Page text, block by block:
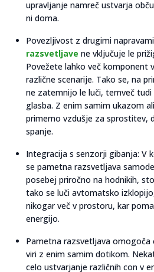
upravljanje namreč ustvarja
ni doma.
Povezljivost z drugimi
razsvetljave ne vključuje le
Povežete lahko več komponent
različne scenarije. Tako se, na
ne zatemnijo le luči, temveč
glasba. Z enim samim ukazom
primerno vzdušje za sprostitev,
spanje.
Integracija s senzorji gibanja: V
se pametna razsvetljava
posebej priročno na hodnikih,
tako se luči avtomatsko
nikogar več v prostoru, kar
energijo.
Pametna razsvetljava omogoča
viri z enim samim dotikom.
celo ustvarjanje različnih con v